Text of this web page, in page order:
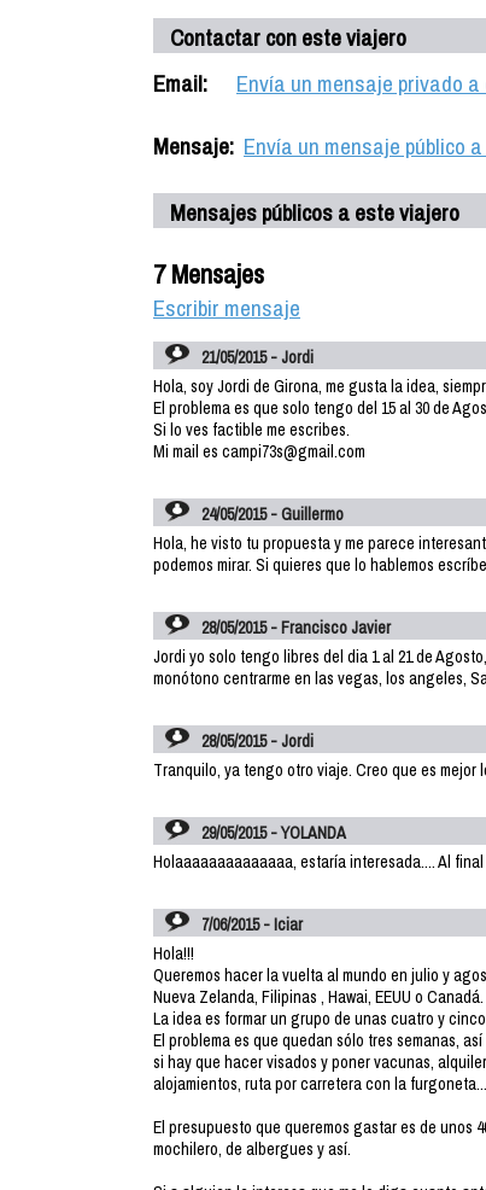
Contactar con este viajero
Email:
Envía un mensaje privado
Mensaje: Envía un mensaje público
Mensajes públicos a este viajero
7 Mensajes
Escribir mensaje
21/05/2015 - Jordi
Hola, soy Jordi de Girona, me gusta la idea,
El problema es que solo tengo del 15 al 30 de
Si lo ves factible me escribes.
Mi mail es campi73s@gmail.com
24/05/2015 - Guillermo
Hola, he visto tu propuesta y me parece
podemos mirar. Si quieres que lo hablemos
28/05/2015 - Francisco Javier
Jordi yo solo tengo libres del dia 1 al 21 de
monótono centrarme en las vegas, los angeles,
28/05/2015 - Jordi
Tranquilo, ya tengo otro viaje. Creo que es mejor
29/05/2015 - YOLANDA
Holaaaaaaaaaaaaaa, estaría interesada.... Al
7/06/2015 - Iciar
Hola!!!
Queremos hacer la vuelta al mundo en julio y
Nueva Zelanda, Filipinas , Hawai, EEUU o Canadá.
La idea es formar un grupo de unas cuatro y
El problema es que quedan sólo tres semanas,
si hay que hacer visados y poner vacunas,
alojamientos, ruta por carretera con la furgoneta...
El presupuesto que queremos gastar es de unos
mochilero, de albergues y así.